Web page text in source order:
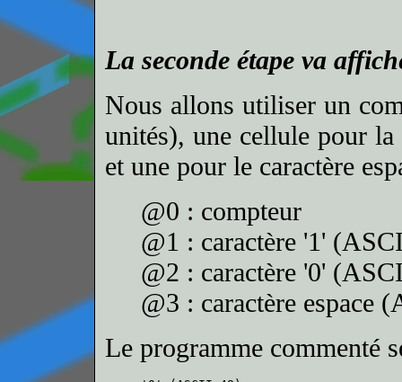
La seconde étape va
Nous allons utiliser un
unités), une cellule pour
et une pour le caractère
@0 : compteur
@1 : caractère '1'
@2 : caractère '0'
@3 : caractère espace
Le programme commenté